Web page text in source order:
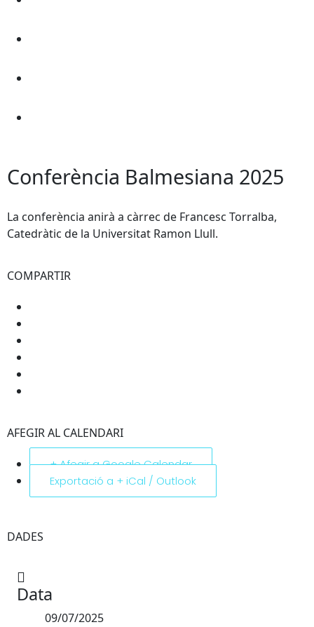
Conferència Balmesiana 2025
La conferència anirà a càrrec de Francesc Torralba,
Catedràtic de la Universitat Ramon Llull.
COMPARTIR
AFEGIR AL CALENDARI
+ Afegir a Google Calendar
Exportació a + iCal / Outlook
DADES
Data
09/07/2025